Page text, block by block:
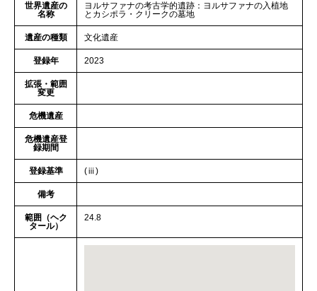
世界遺産の
名称
ヨルサファナの考古学的遺跡：ヨルサファナの入植地
とカシポラ・クリークの墓地
遺産の種類 文化遺産
登録年 2023
拡張・範囲
変更
危機遺産
危機遺産登
録期間
登録基準 (ⅲ)
備考
範囲（ヘク
タール）
24.8